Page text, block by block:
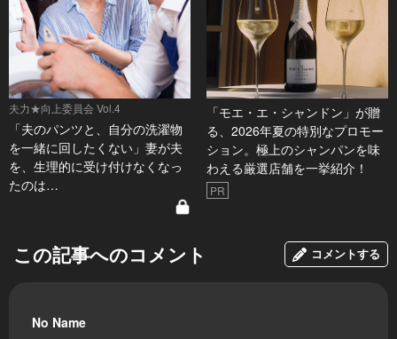
夫力★向上委員会 Vol.4
「夫のパンツと、自分の洗濯物
を一緒に回したくない」妻が夫
を、生理的に受け付けなくなっ
たのは…
「モエ・エ・シャンドン」が贈
る、2026年夏の特別なプロモー
ション。極上のシャンパンを味
わえる厳選店舗を一挙紹介！
PR
この記事へのコメント コメントする
No Name